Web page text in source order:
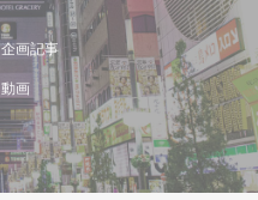
企画記事
動画